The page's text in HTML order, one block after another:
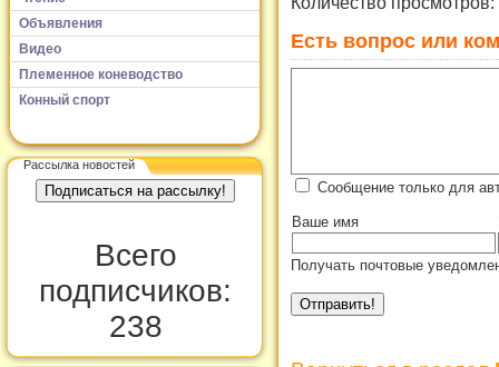
Объявления
Видео
Племенное коневодство
Конный спорт
Рассылка новостей
Всего
подписчиков:
238
Есть вопрос или
Сообщение только для
Ваше имя
Получать почтовые